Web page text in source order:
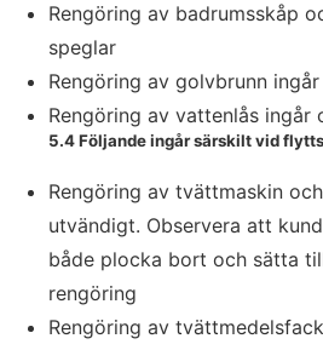
Rengöring av badrumsskåp
speglar
Rengöring av golvbrunn
Rengöring av vattenlås ingår
5.4 Följande ingår särskilt vid
Rengöring av tvättmaskin
utvändigt. Observera att
både plocka bort och sätta
rengöring
Rengöring av tvättmedelsfack